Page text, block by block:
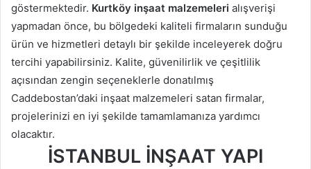
göstermektedir. Kurtköy inşaat malzemeleri alışverişi
yapmadan önce, bu bölgedeki kaliteli firmaların sunduğu
ürün ve hizmetleri detaylı bir şekilde inceleyerek doğru
tercihi yapabilirsiniz. Kalite, güvenilirlik ve çeşitlilik
açısından zengin seçeneklerle donatılmış
Caddebostan’daki inşaat malzemeleri satan firmalar,
projelerinizi en iyi şekilde tamamlamanıza yardımcı
olacaktır.
İSTANBUL İNŞAAT YAPI